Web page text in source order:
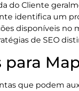
do Cliente
identifica um
disponíveis no
de SEO
para
que podem